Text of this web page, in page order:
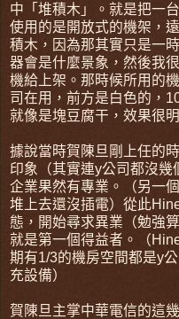
中「堆積木」。就是把一
使用的是開放式的機架，
積木，因為那其實只是一
器會是什麼景象，然後我
機給上架。那時候所用的
司在用，前方是白色的，
就像是塊豆腐干，效果很明
據說當時賀陳旦剛上任的
印象（其實連y公司都沒幾
企業果然有專業。（另一
堆上去還沒插電）從此
態，開始尋求異業（勉強
就是第一個得益者。（
期有1/3的機房空間都是y
充設備）
賀陳旦主掌中華電信的這